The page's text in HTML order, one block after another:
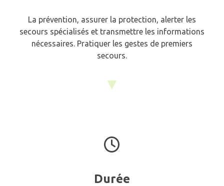
La prévention, assurer la protection, alerter les
secours spécialisés et transmettre les informations
nécessaires. Pratiquer les gestes de premiers
secours.
▼
Durée